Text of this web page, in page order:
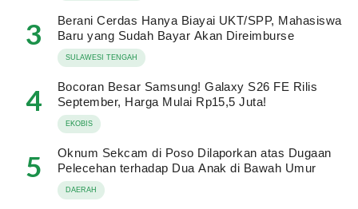
3
Berani Cerdas Hanya Biayai UKT/SPP, Mahasiswa
Baru yang Sudah Bayar Akan Direimburse
SULAWESI TENGAH
4
Bocoran Besar Samsung! Galaxy S26 FE Rilis
September, Harga Mulai Rp15,5 Juta!
EKOBIS
5
Oknum Sekcam di Poso Dilaporkan atas Dugaan
Pelecehan terhadap Dua Anak di Bawah Umur
DAERAH